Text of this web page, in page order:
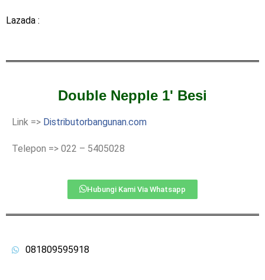
Lazada :
Double Nepple 1' Besi
Link => Distributorbangunan.com
Telepon => 022 – 5405028
Hubungi Kami Via Whatsapp
081809595918